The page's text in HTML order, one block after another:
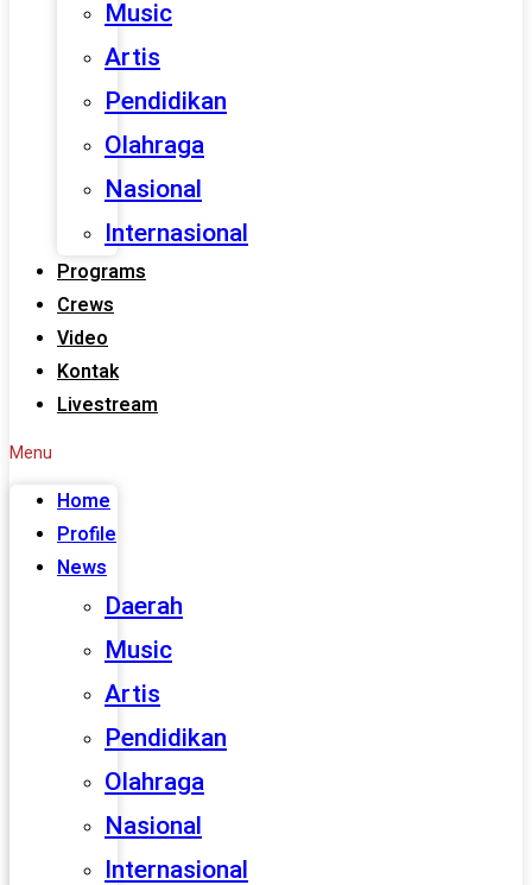
Music
Artis
Pendidikan
Olahraga
Nasional
Internasional
Programs
Crews
Video
Kontak
Livestream
Menu
Home
Profile
News
Daerah
Music
Artis
Pendidikan
Olahraga
Nasional
Internasional